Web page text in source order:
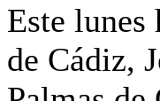
Este
de Cádiz,